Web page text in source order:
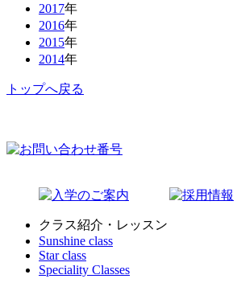
2017年
2016年
2015年
2014年
トップへ戻る
クラス紹介・レッスン
Sunshine class
Star class
Speciality Classes